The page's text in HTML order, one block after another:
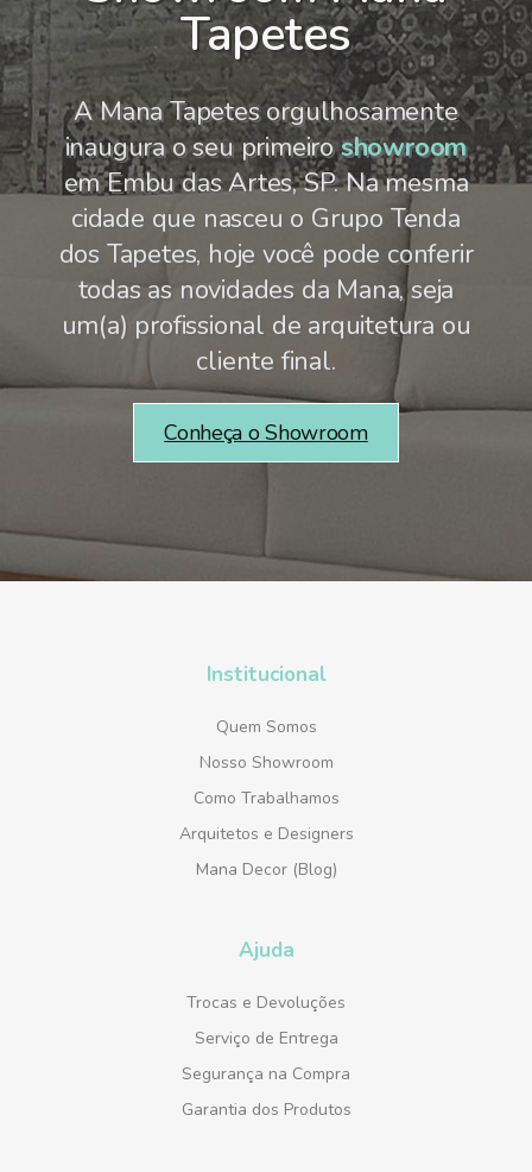
Tapetes
A Mana Tapetes orgulhosamente
inaugura o seu primeiroshowroom
em Embu das Artes, SP. Na mesma
cidade que nasceu o Grupo Tenda
dos Tapetes, hoje você pode conferir
todas as novidades da Mana, seja
um(a) profissional de arquitetura ou
cliente final.
Conheça o Showroom
Institucional
Quem Somos
Nosso Showroom
Como Trabalhamos
Arquitetos e Designers
Mana Decor (Blog)
Ajuda
Trocas e Devoluções
Serviço de Entrega
Segurança na Compra
Garantia dos Produtos